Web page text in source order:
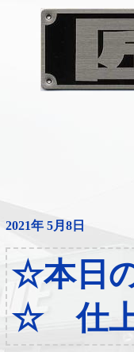
2021年 5月8日
☆本日
☆ 仕